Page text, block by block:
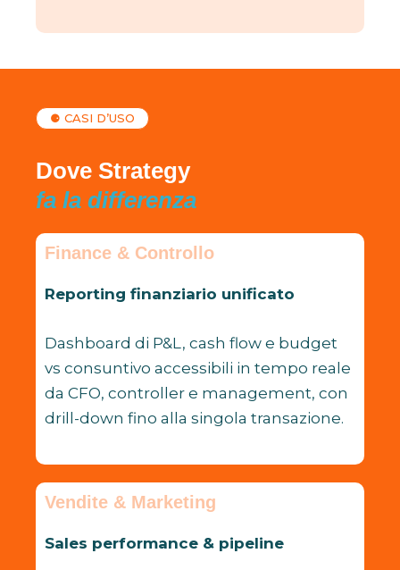
⚈ CASI D’USO
Dove Strategy
fa la differenza
Finance & Controllo
Reporting finanziario unificato
Dashboard di P&L, cash flow e budget
vs consuntivo accessibili in tempo reale
da CFO, controller e management, con
drill-down fino alla singola transazione.
Vendite & Marketing
Sales performance & pipeline